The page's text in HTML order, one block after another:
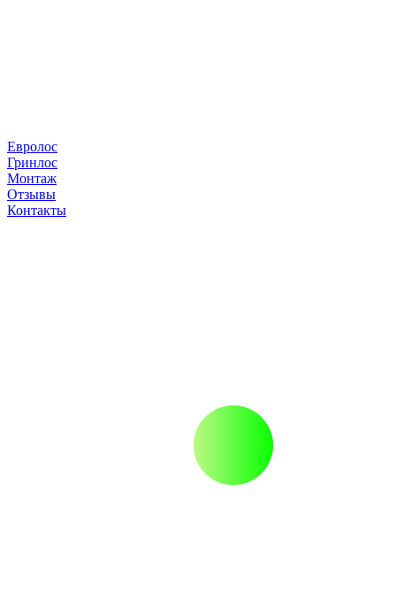
Евролос
Гринлос
Монтаж
Отзывы
Контакты